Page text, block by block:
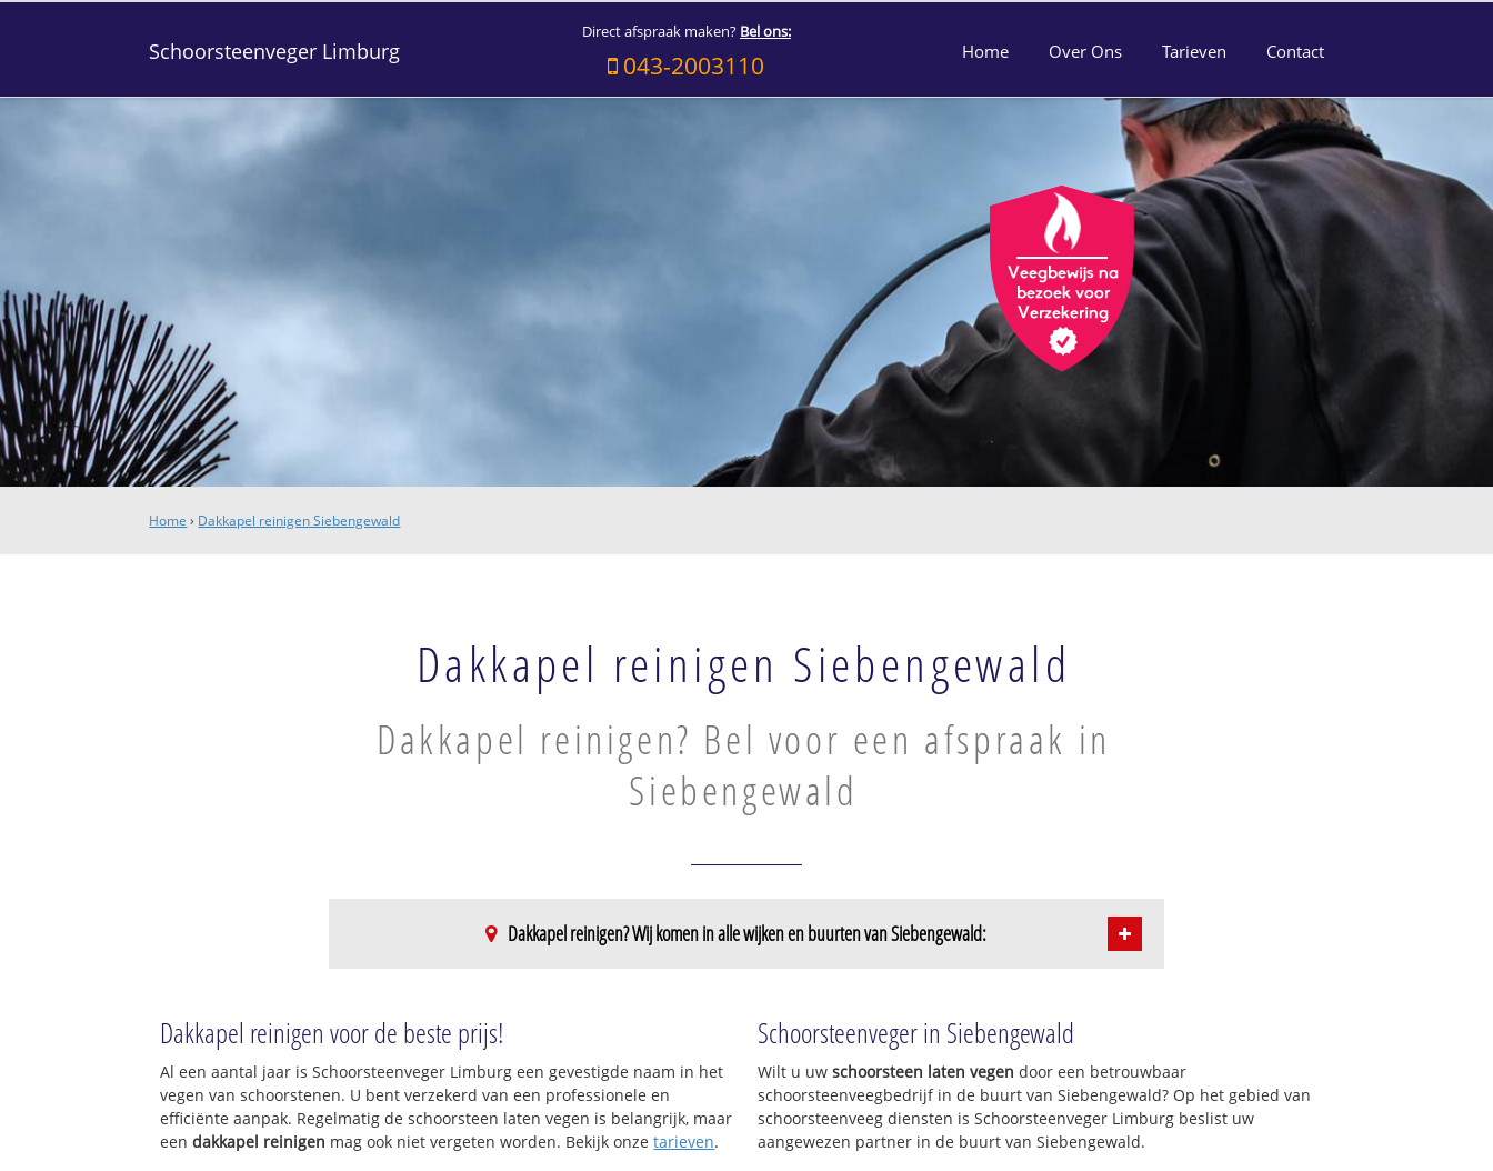
Schoorsteenveger Limburg
Direct afspraak maken? Bel ons:
043-2003110 Home Over Ons Tarieven Contact
Home › Dakkapel reinigen Siebengewald
Dakkapel reinigen Siebengewald
Dakkapel reinigen? Bel voor een afspraak in
Siebengewald
Dakkapel reinigen? Wij komen in alle wijken en buurten van Siebengewald:
Dakkapel reinigen voor de beste prijs!
Al een aantal jaar is Schoorsteenveger Limburg een gevestigde naam in het
vegen van schoorstenen. U bent verzekerd van een professionele en
efficiënte aanpak. Regelmatig de schoorsteen laten vegen is belangrijk, maar
eendakkapel reinigen mag ook niet vergeten worden. Bekijk onzetarieven.
Schoorsteenveger in Siebengewald
Wilt u uw schoorsteen laten vegen door een betrouwbaar
schoorsteenveegbedrijf in de buurt van Siebengewald? Op het gebied van
schoorsteenveeg diensten is Schoorsteenveger Limburg beslist uw
aangewezen partner in de buurt van Siebengewald.